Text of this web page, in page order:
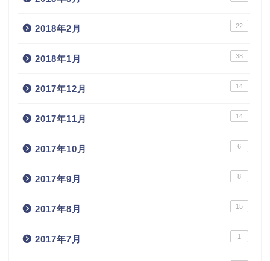
2018年2月 22
2018年1月 38
2017年12月 14
2017年11月 14
2017年10月 6
2017年9月 8
2017年8月 15
2017年7月 1